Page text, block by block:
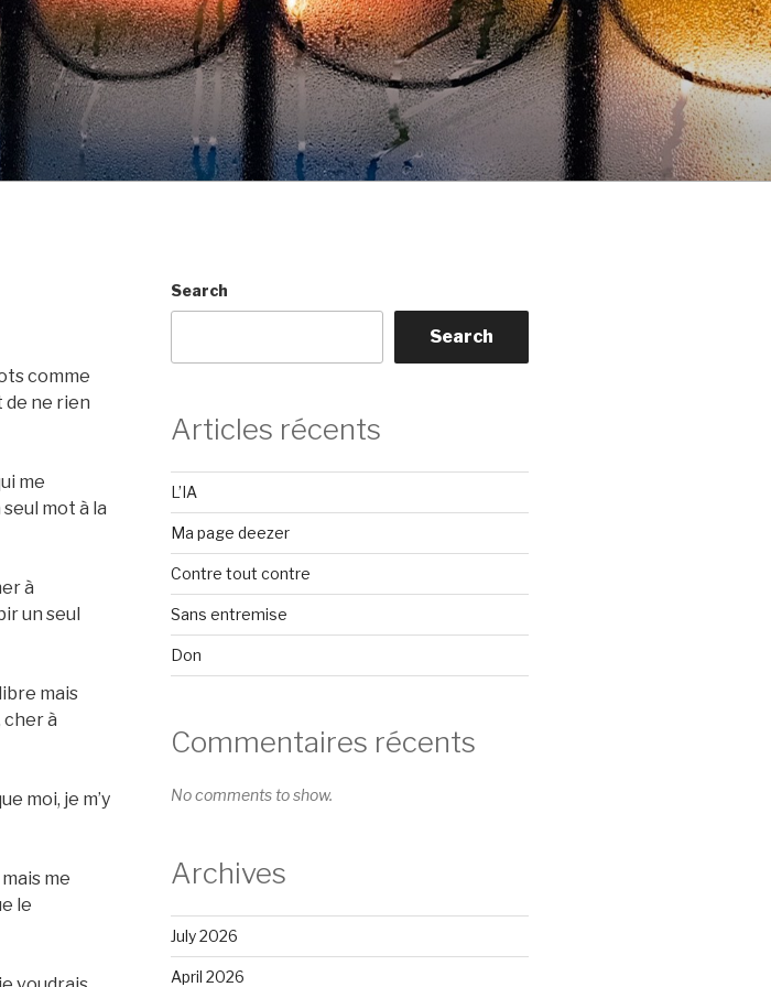
comme
de ne rien
me
mot à la
à
un seul
mais
à
moi, je m’y
me
le
Search
Search
Articles récents
L’IA
Ma page deezer
Contre tout contre
Sans entremise
Don
Commentaires récents
No comments to show.
Archives
July 2026
April 2026